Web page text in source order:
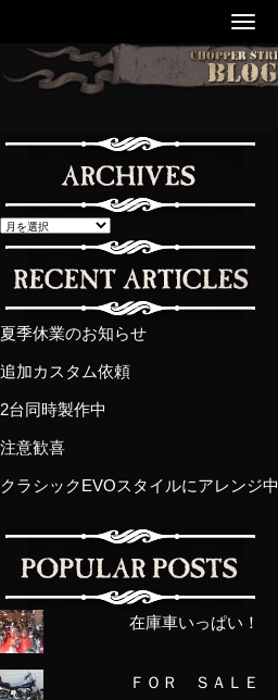
夏季休業のお知らせ
追加カスタム依頼
2台同時製作中
注意歓喜
クラシックEVOスタイルにアレンジ中
在庫車いっぱい！
ＦＯＲ ＳＡＬＥ